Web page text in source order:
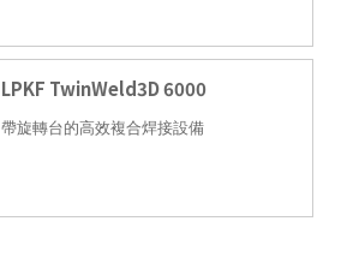
LPKF TwinWeld3D 6000
帶旋轉台的高效複合焊接設備